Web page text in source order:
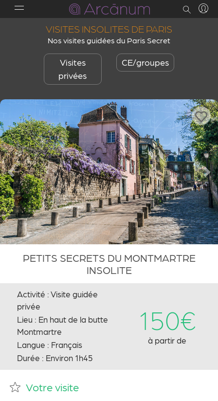
VISITES INSOLITES DE PARIS
Nos visites guidées du Paris Secret
Visites
privées
CE/groupes
Previous
PETITS SECRETS DU MONTMARTRE
INSOLITE
Activité : Visite guidée
privée
Lieu : En haut de la butte
Montmartre
Langue : Français
Durée : Environ 1h45
150€
à partir de
Votre visite